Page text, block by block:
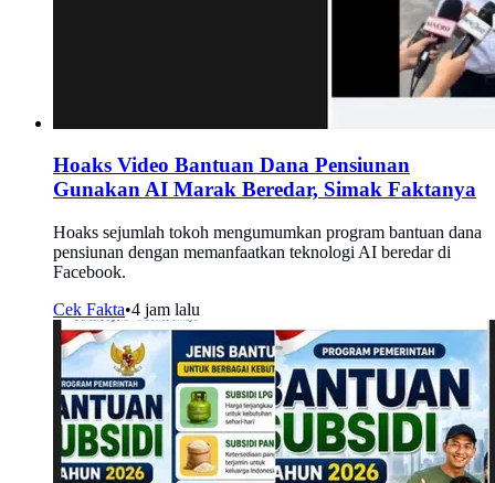
Hoaks Video Bantuan Dana Pensiunan
Gunakan AI Marak Beredar, Simak Faktanya
Hoaks sejumlah tokoh mengumumkan program bantuan dana
pensiunan dengan memanfaatkan teknologi AI beredar di
Facebook.
Cek Fakta•4 jam lalu